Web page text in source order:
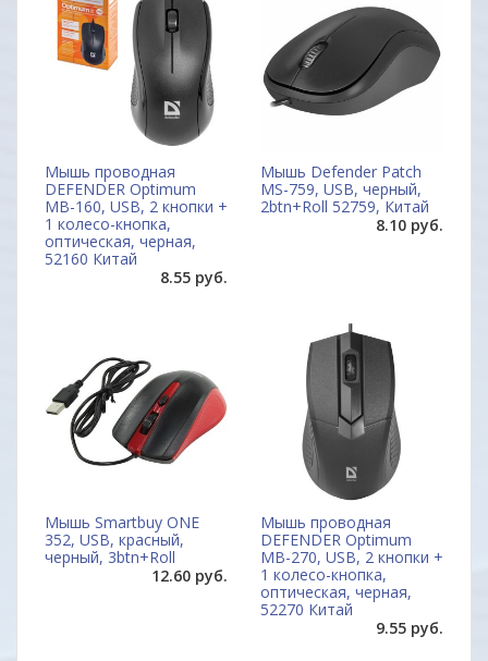
Мышь проводная
DEFENDER Optimum
MB-160, USB, 2 кнопки +
1 колесо-кнопка,
оптическая, черная,
52160 Китай
8.55 руб.
Мышь Defender Patch
MS-759, USB, черный,
2btn+Roll 52759, Китай
8.10 руб.
Мышь Smartbuy ONE
352, USB, красный,
черный, 3btn+Roll
12.60 руб.
Мышь проводная
DEFENDER Optimum
MB-270, USB, 2 кнопки +
1 колесо-кнопка,
оптическая, черная,
52270 Китай
9.55 руб.